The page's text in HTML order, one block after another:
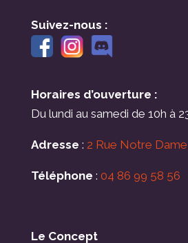
Suivez-nous :
Horaires d’ouverture :
Du lundi au samedi de 10h à
Adresse : 2 Rue Notre
Téléphone : 04 86 99 58 56
Le Concept